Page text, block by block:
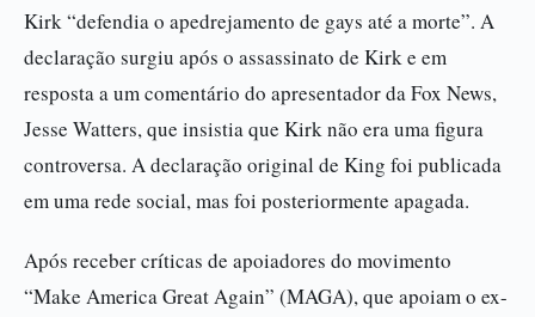
Kirk “defendia o apedrejamento de gays até a morte”. A
declaração surgiu após o assassinato de Kirk e em
resposta a um comentário do apresentador da Fox News,
Jesse Watters, que insistia que Kirk não era uma figura
controversa. A declaração original de King foi publicada
em uma rede social, mas foi posteriormente apagada.
Após receber críticas de apoiadores do movimento
“Make America Great Again” (MAGA), que apoiam o ex-